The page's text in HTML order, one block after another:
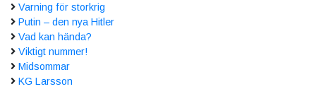
Varning för storkrig
Putin – den nya Hitler
Vad kan hända?
Viktigt nummer!
Midsommar
KG Larsson